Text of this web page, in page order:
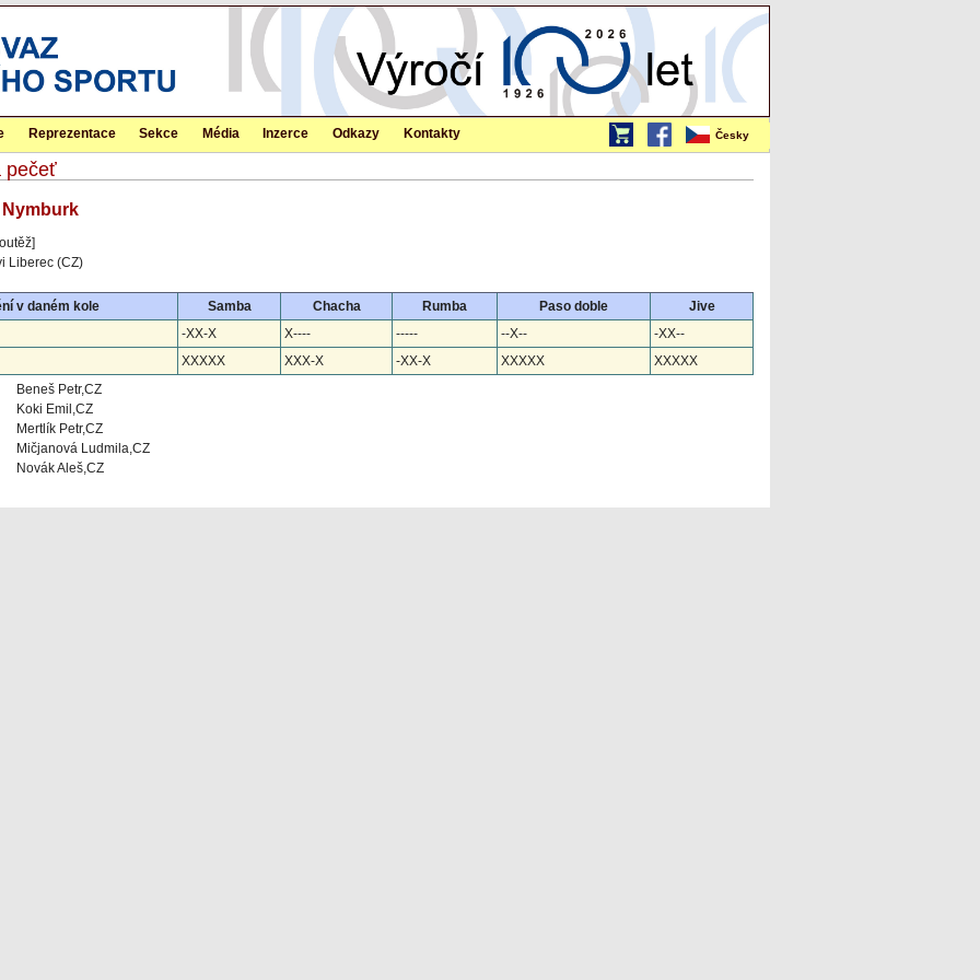
Česky
Reprezentace Sekce Média Inzerce Odkazy Kontakty
pečeť
Nymburk
Liberec (CZ)
v daném kole Samba Chacha Rumba Paso doble
Jive
-XX-X X---- ----- --X--
-XX--
XXXXX XXX-X -XX-X XXXXX
XXXXX
Beneš Petr,CZ
Koki Emil,CZ
Mertlík Petr,CZ
Mičjanová Ludmila,CZ
Novák Aleš,CZ